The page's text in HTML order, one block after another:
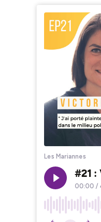
Les Mariannes
#21
00:00 /